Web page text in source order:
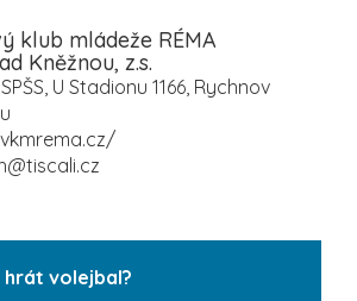
klub mládeže RÉMA
Kněžnou, z.s.
U Stadionu 1166, Rychnov
hrát volejbal?